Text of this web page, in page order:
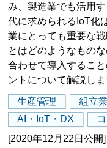
み、製造業でも活用
代に求められるIoT化
業にとっても重要な
とはどのようなもの
合わせて導入するこ
ントについて解説しま
生産管理 組立業
AI・IoT・DX
[2020年12月22日公開]